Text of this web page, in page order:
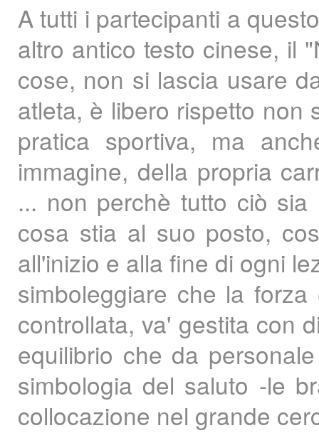
A tutti i partecipanti a
altro antico testo cinese, il
cose, non si lascia usare
atleta, è libero rispetto non
pratica sportiva, ma
immagine, della propria
... non perchè tutto ciò
cosa stia al suo posto,
all'inizio e alla fine di ogni
simboleggiare che la
controllata, va' gestita con
equilibrio che da
simbologia del saluto -le
collocazione nel grande